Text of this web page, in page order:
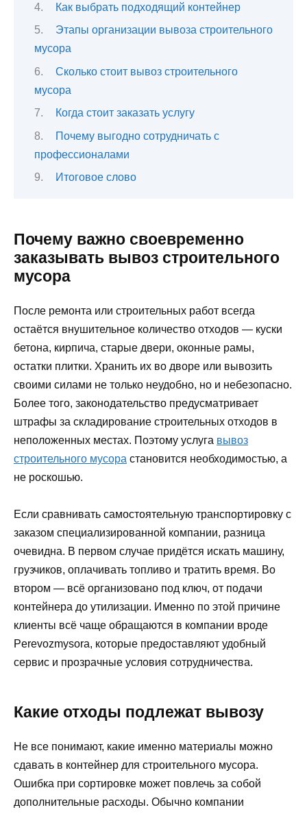
Как выбрать подходящий контейнер
Этапы организации вывоза строительного
мусора
Сколько стоит вывоз строительного
мусора
Когда стоит заказать услугу
Почему выгодно сотрудничать с
профессионалами
Итоговое слово
Почему важно своевременно
заказывать вывоз строительного
мусора
После ремонта или строительных работ всегда
остаётся внушительное количество отходов — куски
бетона, кирпича, старые двери, оконные рамы,
остатки плитки. Хранить их во дворе или вывозить
своими силами не только неудобно, но и небезопасно.
Более того, законодательство предусматривает
штрафы за складирование строительных отходов в
неположенных местах. Поэтому услуга вывоз
строительного мусора становится необходимостью, а
не роскошью.
Если сравнивать самостоятельную транспортировку с
заказом специализированной компании, разница
очевидна. В первом случае придётся искать машину,
грузчиков, оплачивать топливо и тратить время. Во
втором — всё организовано под ключ, от подачи
контейнера до утилизации. Именно по этой причине
клиенты всё чаще обращаются в компании вроде
Perevozmysora, которые предоставляют удобный
сервис и прозрачные условия сотрудничества.
Какие отходы подлежат вывозу
Не все понимают, какие именно материалы можно
сдавать в контейнер для строительного мусора.
Ошибка при сортировке может повлечь за собой
дополнительные расходы. Обычно компании